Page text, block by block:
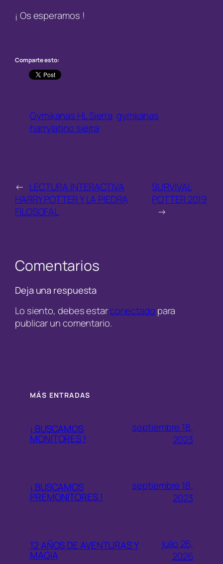
¡ Os esperamos !
Comparte esto:
Gymikanas HL Sierra gymkanas
harrylatino sierra
← LECTURA INTERACTIVA
HARRY POTTER Y LA PIEDRA
FILOSOFAL
SURVIVAL
POTTER 2019
→
Comentarios
Deja una respuesta
Lo siento, debes estarconectado para
publicar un comentario.
MÁS ENTRADAS
¡ BUSCAMOS
MONITORES !
septiembre 18,
2023
¡ BUSCAMOS
PREMONITORES !
septiembre 18,
2023
12 AÑOS DE AVENTURAS Y
MAGIA
julio 26,
2026